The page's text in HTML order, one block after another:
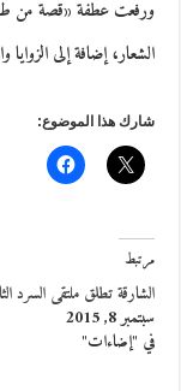
ورفعت عطفة «قصة من
الشعار، إضافة إلى الزوايا
شارك هذا الموضوع:
مرتبط
الشارقة تطلق ملتقى السرد
سبتمبر 8, 2015
في "إضاءات"